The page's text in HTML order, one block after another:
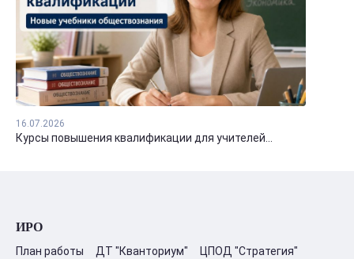
16.07.2026
Курсы повышения квалификации для учителей...
ИРО
План работы ДТ "Кванториум"
ЦПОД "Стратегия"